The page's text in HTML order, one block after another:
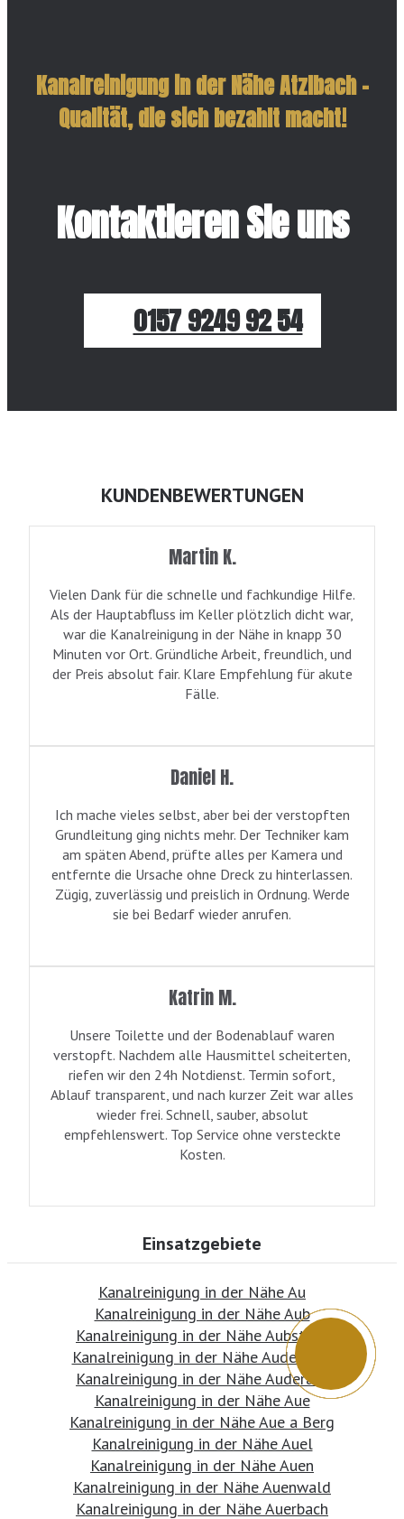
Kanalreinigung in der Nähe Atzlbach –
Qualität, die sich bezahlt macht!
Kontaktieren Sie uns
0157 9249 92 54
KUNDENBEWERTUNGEN
Martin K.
Vielen Dank für die schnelle und fachkundige Hilfe.
Als der Hauptabfluss im Keller plötzlich dicht war,
war die Kanalreinigung in der Nähe in knapp 30
Minuten vor Ort. Gründliche Arbeit, freundlich, und
der Preis absolut fair. Klare Empfehlung für akute
Fälle.
Daniel H.
Ich mache vieles selbst, aber bei der verstopften
Grundleitung ging nichts mehr. Der Techniker kam
am späten Abend, prüfte alles per Kamera und
entfernte die Ursache ohne Dreck zu hinterlassen.
Zügig, zuverlässig und preislich in Ordnung. Werde
sie bei Bedarf wieder anrufen.
Katrin M.
Unsere Toilette und der Bodenablauf waren
verstopft. Nachdem alle Hausmittel scheiterten,
riefen wir den 24h Notdienst. Termin sofort,
Ablauf transparent, und nach kurzer Zeit war alles
wieder frei. Schnell, sauber, absolut
empfehlenswert. Top Service ohne versteckte
Kosten.
Einsatzgebiete
Kanalreinigung in der Nähe Au
Kanalreinigung in der Nähe Aub
Kanalreinigung in der Nähe Aubstadt
Kanalreinigung in der Nähe Audenhain
Kanalreinigung in der Nähe Auderath
Kanalreinigung in der Nähe Aue
Kanalreinigung in der Nähe Aue a Berg
Kanalreinigung in der Nähe Auel
Kanalreinigung in der Nähe Auen
Kanalreinigung in der Nähe Auenwald
Kanalreinigung in der Nähe Auerbach